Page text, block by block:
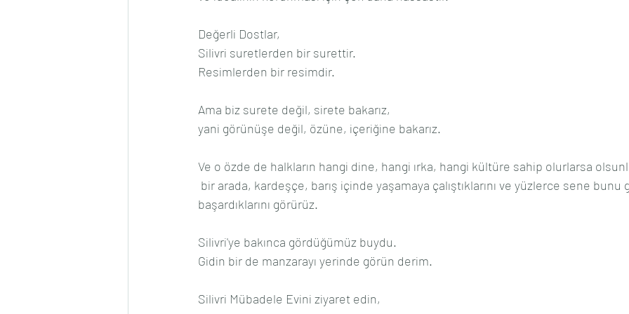
Değerli Dostlar,
Silivri suretlerden bir surettir.
Resimlerden bir resimdir.
Ama biz surete değil, sirete bakarız,
yani görünüşe değil, özüne, içeriğine bakarız.
Ve o özde de halkların hangi dine, hangi ırka, hangi kültüre sahip olurlarsa
başardıklarını görürüz.
Silivri'ye bakınca gördüğümüz buydu.
Gidin bir de manzarayı yerinde görün derim.
Silivri Mübadele Evini ziyaret edin,